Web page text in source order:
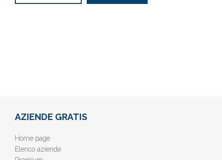
AZIENDE GRATIS
Home page
Elenco aziende